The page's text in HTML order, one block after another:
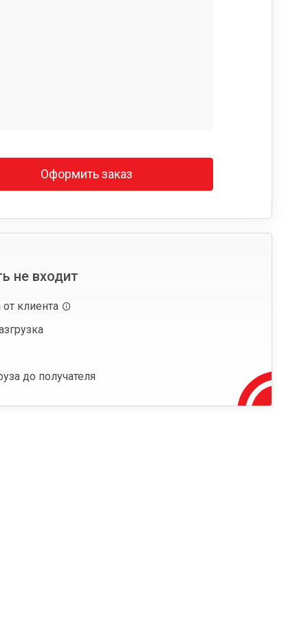
Оформить заказ
не входит
от клиента
до получателя